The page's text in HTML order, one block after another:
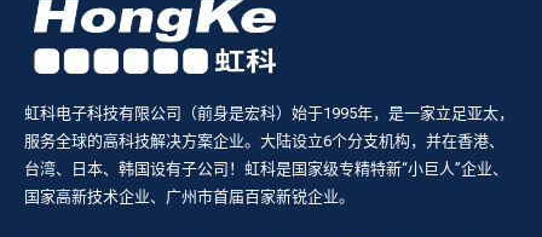
虹科电子科技有限公司（前身是宏科）始于1995年，是一家立足亚太，
服务全球的高科技解决方案企业。大陆设立6个分支机构，并在香港、
台湾、日本、韩国设有子公司！虹科是国家级专精特新“小巨人”企业、
国家高新技术企业、广州市首届百家新锐企业。